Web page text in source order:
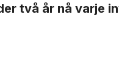
två år nå varje